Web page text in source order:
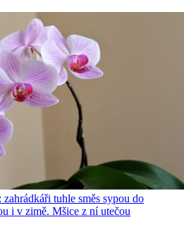
tuhle směs sypou do
i v zimě. Mšice z ní utečou